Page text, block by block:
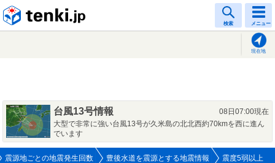
検索 メニュー
現在地
台風13号情報
08日07:00現在
大型で非常に強い台風13号が久米島の北北西約70kmを西に進ん
でいます
震源地ごとの地震発生回数 豊後水道を震源とする地震情報 震度5弱以上